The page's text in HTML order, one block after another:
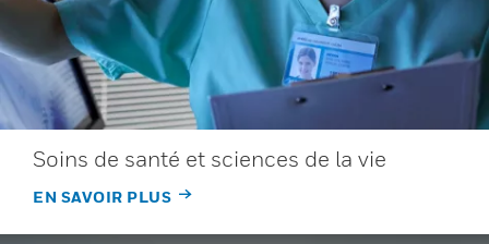
Soins de santé et sciences de la vie
EN SAVOIR PLUS